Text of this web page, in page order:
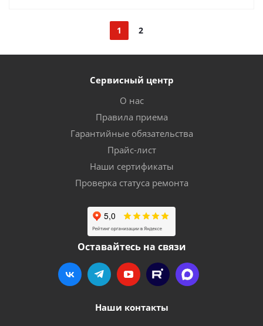
1 2
Сервисный центр
О нас
Правила приема
Гарантийные обязательства
Прайс-лист
Наши сертификаты
Проверка статуса ремонта
Оставайтесь на связи
Наши контакты